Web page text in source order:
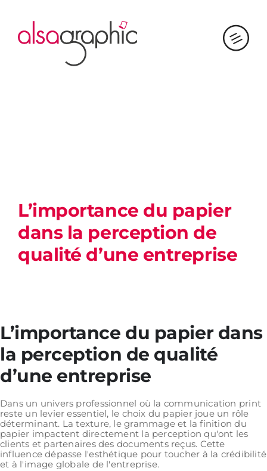
contenu
L’importance du papier
dans la perception de
qualité d’une entreprise
L’importance du papier dans
la perception de qualité
d’une entreprise
Dans un univers professionnel où la communication print
reste un levier essentiel, le choix du papier joue un rôle
déterminant. La texture, le grammage et la finition du
papier impactent directement la perception qu'ont les
clients et partenaires des documents reçus. Cette
influence dépasse l'esthétique pour toucher à la crédibilité
et à l'image globale de l'entreprise.